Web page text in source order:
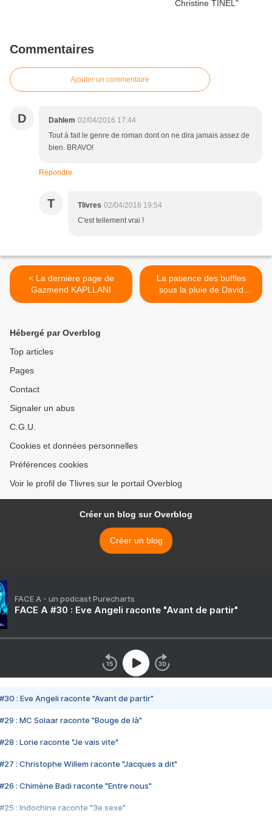
Commentaires
Ajouter un commentaire
D Dahlem 02/04/2016 17:44
Tout à fait le genre de roman dont on ne dira jamais assez de
bien. BRAVO!
Répondre
T Tlivres 02/04/2016 19:54
C'est tellement vrai !
< La dernière page de
Gazmend KAPLLANI
La patience des buffles
sous la pluie de David
THOMAS >
Hébergé par Overblog
Top articles
Pages
Contact
Signaler un abus
C.G.U.
Cookies et données personnelles
Préférences cookies
Voir le profil de Tlivres sur le portail Overblog
Créer un blog sur Overblog
Créer un blog
FACE A - un podcast Purecharts
FACE A #30 : Eve Angeli raconte "Avant de partir"
#30 : Eve Angeli raconte "Avant de partir"
#29 : MC Solaar raconte "Bouge de là"
#28 : Lorie raconte "Je vais vite"
#27 : Christophe Willem raconte "Jacques a dit"
#26 : Chimène Badi raconte "Entre nous"
#25 : Indochine raconte "3e sexe"